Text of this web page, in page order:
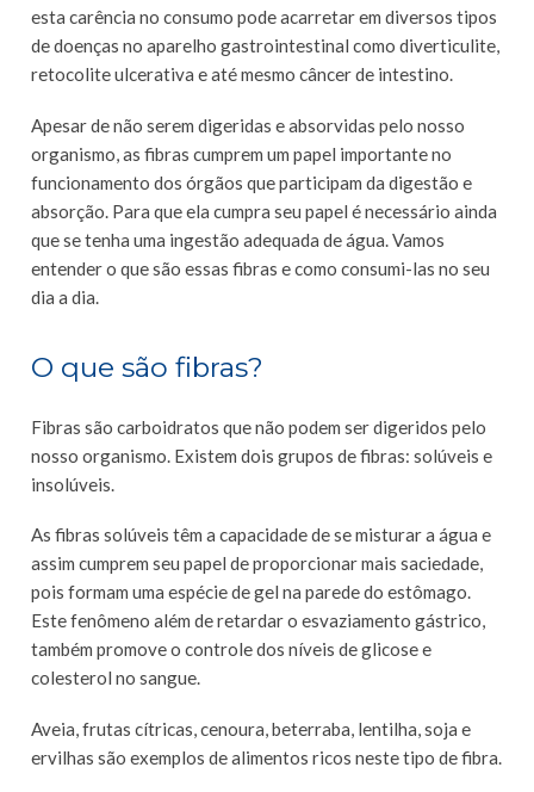
esta carência no consumo pode acarretar em diversos tipos
de doenças no aparelho gastrointestinal como diverticulite,
retocolite ulcerativa e até mesmo câncer de intestino.
Apesar de não serem digeridas e absorvidas pelo nosso
organismo, as fibras cumprem um papel importante no
funcionamento dos órgãos que participam da digestão e
absorção. Para que ela cumpra seu papel é necessário ainda
que se tenha uma ingestão adequada de água. Vamos
entender o que são essas fibras e como consumi-las no seu
dia a dia.
O que são fibras?
Fibras são carboidratos que não podem ser digeridos pelo
nosso organismo. Existem dois grupos de fibras: solúveis e
insolúveis.
As fibras solúveis têm a capacidade de se misturar a água e
assim cumprem seu papel de proporcionar mais saciedade,
pois formam uma espécie de gel na parede do estômago.
Este fenômeno além de retardar o esvaziamento gástrico,
também promove o controle dos níveis de glicose e
colesterol no sangue.
Aveia, frutas cítricas, cenoura, beterraba, lentilha, soja e
ervilhas são exemplos de alimentos ricos neste tipo de fibra.